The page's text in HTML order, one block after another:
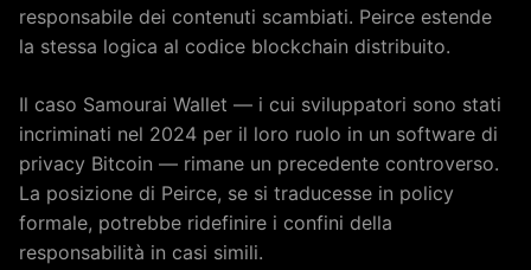
responsabile dei contenuti scambiati. Peirce estende
la stessa logica al codice blockchain distribuito.
Il caso Samourai Wallet — i cui sviluppatori sono stati
incriminati nel 2024 per il loro ruolo in un software di
privacy Bitcoin — rimane un precedente controverso.
La posizione di Peirce, se si traducesse in policy
formale, potrebbe ridefinire i confini della
responsabilità in casi simili.